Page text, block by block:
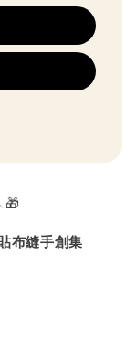
布縫手創集